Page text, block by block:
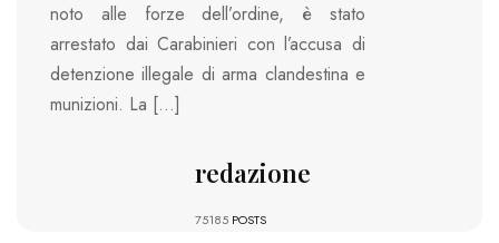
noto alle forze dell’ordine, è stato
arrestato dai Carabinieri con l’accusa di
detenzione illegale di arma clandestina e
munizioni. La […]
redazione
75185 POSTS